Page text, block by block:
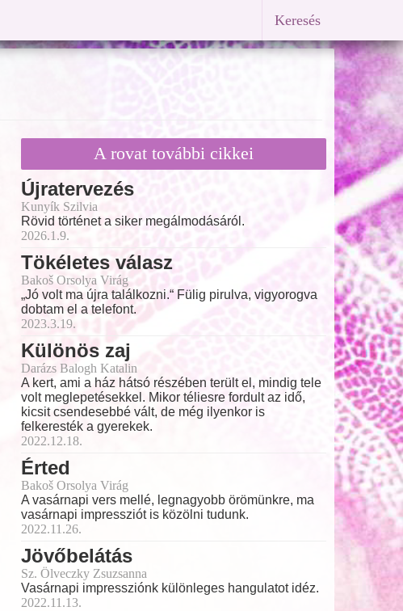
Keresés
A rovat további cikkei
Újratervezés
Kunyík Szilvia
Rövid történet a siker megálmodásáról.
2026.1.9.
Tökéletes válasz
Bakoš Orsolya Virág
„Jó volt ma újra találkozni.“ Fülig pirulva, vigyorogva
dobtam el a telefont.
2023.3.19.
Különös zaj
Darázs Balogh Katalin
A kert, ami a ház hátsó részében terült el, mindig tele
volt meglepetésekkel. Mikor téliesre fordult az idő,
kicsit csendesebbé vált, de még ilyenkor is
felkeresték a gyerekek.
2022.12.18.
Érted
Bakoš Orsolya Virág
A vasárnapi vers mellé, legnagyobb örömünkre, ma
vasárnapi impressziót is közölni tudunk.
2022.11.26.
Jövőbelátás
Sz. Ölveczky Zsuzsanna
Vasárnapi impressziónk különleges hangulatot idéz.
2022.11.13.